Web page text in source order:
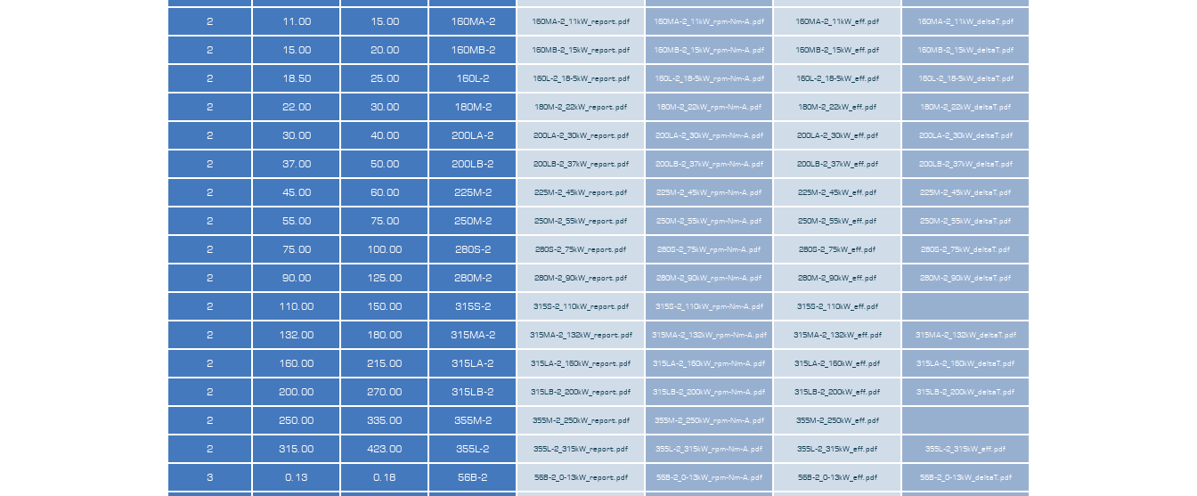
2 11.00 15.00 160MA-2 160MA-2_11kW_report.pdf 160MA-2_11kW_rpm-Nm-A.pdf 160MA-2_11kW_eff.pdf 160MA-2_11kW_deltaT.pdf
2 15.00 20.00 160MB-2 160MB-2_15kW_report.pdf 160MB-2_15kW_rpm-Nm-A.pdf 160MB-2_15kW_eff.pdf 160MB-2_15kW_deltaT.pdf
2 18.50 25.00 160L-2 160L-2_18-5kW_report.pdf 160L-2_18-5kW_rpm-Nm-A.pdf 160L-2_18-5kW_eff.pdf 160L-2_18-5kW_deltaT.pdf
2 22.00 30.00 180M-2 180M-2_22kW_report.pdf 180M-2_22kW_rpm-Nm-A.pdf 180M-2_22kW_eff.pdf 180M-2_22kW_deltaT.pdf
2 30.00 40.00 200LA-2 200LA-2_30kW_report.pdf 200LA-2_30kW_rpm-Nm-A.pdf 200LA-2_30kW_eff.pdf 200LA-2_30kW_deltaT.pdf
2 37.00 50.00 200LB-2 200LB-2_37kW_report.pdf 200LB-2_37kW_rpm-Nm-A.pdf 200LB-2_37kW_eff.pdf 200LB-2_37kW_deltaT.pdf
2 45.00 60.00 225M-2 225M-2_45kW_report.pdf 225M-2_45kW_rpm-Nm-A.pdf 225M-2_45kW_eff.pdf 225M-2_45kW_deltaT.pdf
2 55.00 75.00 250M-2 250M-2_55kW_report.pdf 250M-2_55kW_rpm-Nm-A.pdf 250M-2_55kW_eff.pdf 250M-2_55kW_deltaT.pdf
2 75.00 100.00 280S-2 280S-2_75kW_report.pdf 280S-2_75kW_rpm-Nm-A.pdf 280S-2_75kW_eff.pdf 280S-2_75kW_deltaT.pdf
2 90.00 125.00 280M-2 280M-2_90kW_report.pdf 280M-2_90kW_rpm-Nm-A.pdf 280M-2_90kW_eff.pdf 280M-2_90kW_deltaT.pdf
2 110.00 150.00 315S-2 315S-2_110kW_report.pdf 315S-2_110kW_rpm-Nm-A.pdf 315S-2_110kW_eff.pdf
2 132.00 180.00 315MA-2 315MA-2_132kW_report.pdf 315MA-2_132kW_rpm-Nm-A.pdf 315MA-2_132kW_eff.pdf 315MA-2_132kW_deltaT.pdf
2 160.00 215.00 315LA-2 315LA-2_160kW_report.pdf 315LA-2_160kW_rpm-Nm-A.pdf 315LA-2_160kW_eff.pdf 315LA-2_160kW_deltaT.pdf
2 200.00 270.00 315LB-2 315LB-2_200kW_report.pdf 315LB-2_200kW_rpm-Nm-A.pdf 315LB-2_200kW_eff.pdf 315LB-2_200kW_deltaT.pdf
2 250.00 335.00 355M-2 355M-2_250kW_report.pdf 355M-2_250kW_rpm-Nm-A.pdf 355M-2_250kW_eff.pdf
2 315.00 423.00 355L-2 355L-2_315kW_report.pdf 355L-2_315kW_rpm-Nm-A.pdf 355L-2_315kW_eff.pdf 355L-2_315kW_eff.pdf
3 0.13 0.18 56B-2 56B-2_0-13kW_report.pdf 56B-2_0-13kW_rpm-Nm-A.pdf 56B-2_0-13kW_eff.pdf 56B-2_0-13kW_deltaT.pdf